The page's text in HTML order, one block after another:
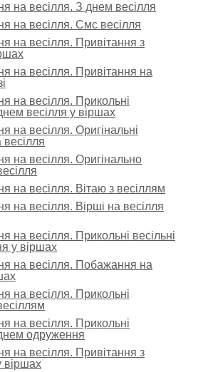
на весілля. З днем весілля
на весілля. Смс весілля
на весілля. Привітання з
на весілля. Привітання на
на весілля. Прикольні
весілля у віршах
на весілля. Оригінальні
весілля
на весілля. Оригінально
на весілля. Вітаю з весіллям
на весілля. Вірші на весілля
на весілля. Прикольні весільні
у віршах
на весілля. Побажання на
на весілля. Прикольні
на весілля. Прикольні
одруження
на весілля. Привітання з
віршах